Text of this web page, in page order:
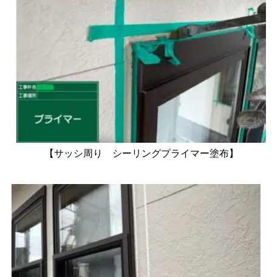
【サッシ周り シーリングプライマー塗布】